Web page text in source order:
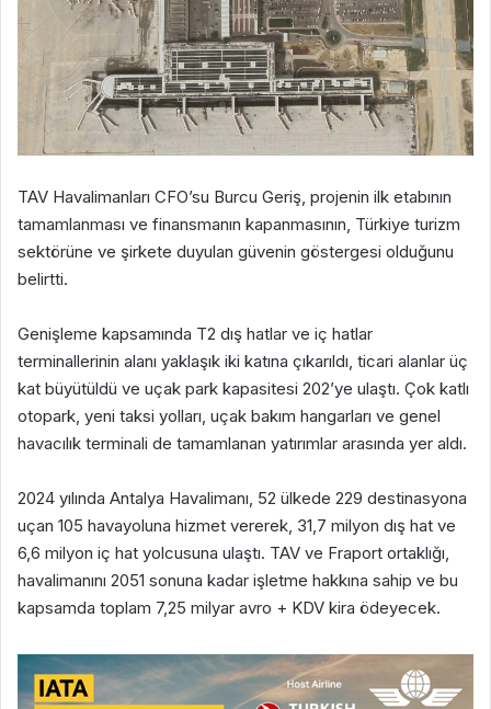
TAV Havalimanları CFO’su Burcu Geriş, projenin ilk etabının
tamamlanması ve finansmanın kapanmasının, Türkiye turizm
sektörüne ve şirkete duyulan güvenin göstergesi olduğunu
belirtti.
Genişleme kapsamında T2 dış hatlar ve iç hatlar
terminallerinin alanı yaklaşık iki katına çıkarıldı, ticari alanlar üç
kat büyütüldü ve uçak park kapasitesi 202’ye ulaştı. Çok katlı
otopark, yeni taksi yolları, uçak bakım hangarları ve genel
havacılık terminali de tamamlanan yatırımlar arasında yer aldı.
2024 yılında Antalya Havalimanı, 52 ülkede 229 destinasyona
uçan 105 havayoluna hizmet vererek, 31,7 milyon dış hat ve
6,6 milyon iç hat yolcusuna ulaştı. TAV ve Fraport ortaklığı,
havalimanını 2051 sonuna kadar işletme hakkına sahip ve bu
kapsamda toplam 7,25 milyar avro + KDV kira ödeyecek.